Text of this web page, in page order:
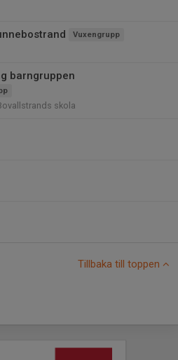
Vuxengrupp
barngruppen
skola
Tillbaka till toppen